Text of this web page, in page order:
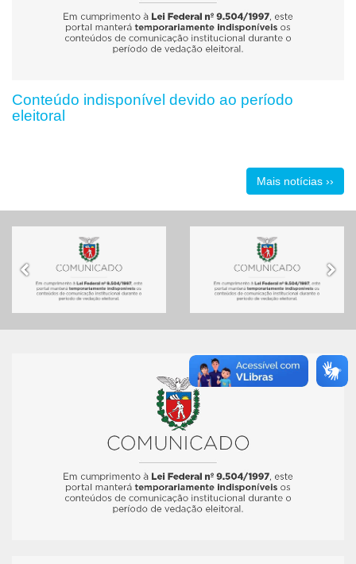
Conteúdo indisponível devido ao período
eleitoral
Mais notícias ››